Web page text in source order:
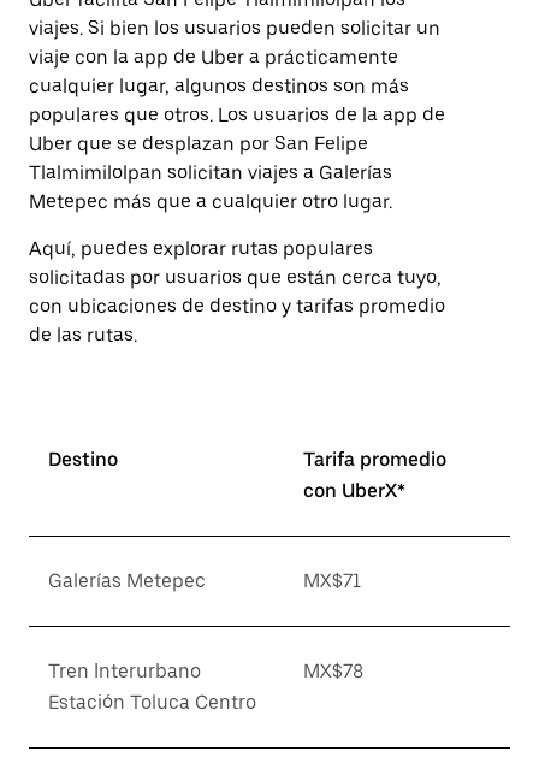
una
fecha.
Presiona
la
tecla Esc
para
cerrar
el
calendario.
viajes. Si bien los usuarios pueden solicitar un
viaje con la app de Uber a prácticamente
cualquier lugar, algunos destinos son más
populares que otros. Los usuarios de la app de
Uber que se desplazan por San Felipe
Tlalmimilolpan solicitan viajes a Galerías
Metepec más que a cualquier otro lugar.
Aquí, puedes explorar rutas populares
solicitadas por usuarios que están cerca tuyo,
con ubicaciones de destino y tarifas promedio
de las rutas.
Destino
Tarifa promedio
con UberX*
Galerías Metepec MX$71
Tren Interurbano
Estación Toluca Centro
MX$78